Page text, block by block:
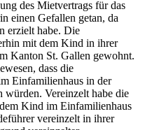
des Mietvertrags für das
einen Gefallen getan, da
erzielt habe. Die
mit dem Kind in ihrer
Kanton St. Gallen gewohnt.
dass die
Einfamilienhaus in der
Vereinzelt habe die
Kind im Einfamilienhaus
vereinzelt in ihrer